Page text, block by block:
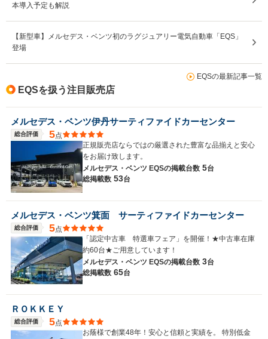
本導入予定も解説
【新型車】メルセデス・ベンツ初のラグジュアリー電気自動車「EQS」
登場
EQSの最新記事一覧
EQSを扱う注目販売店
メルセデス・ベンツ伊丹サーティファイドカーセンター
総合評価 5点
正規販売店ならではの厳選された豊富な品揃えと安心
をお届け致します。
メルセデス・ベンツ EQSの掲載台数 5台
総掲載数 53台
メルセデス・ベンツ箕面 サーティファイドカーセンター
総合評価 5点
「認定中古車 特選車フェア」を開催！★中古車在庫
約60台★ご用意しています！
メルセデス・ベンツ EQSの掲載台数 3台
総掲載数 65台
ＲＯＫＫＥＹ
総合評価 5点
お蔭様で創業48年！安心と信頼と実績を。 特別低金